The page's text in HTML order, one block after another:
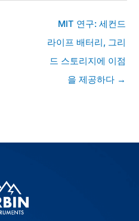
MIT 연구: 세컨드
라이프 배터리, 그리
드 스토리지에 이점
을 제공하다 →